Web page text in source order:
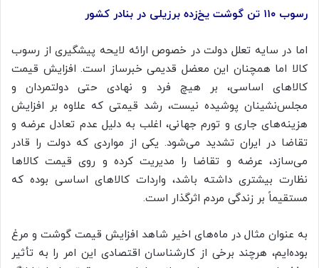
رسوب ۱۱۰ تن گوشت یخ‌زده برزیلی در بنادر کشور
اما در سایه تعلل دولت در خصوص ارائه لایحه پیشگیری از رسوب
کالا اما همچنان این معضل قدیمی خبرساز است. افزایش قیمت
کالاهای اساسی، بر هیچ فرد و نهادی حتی دولتمردان و
مجلس‌نشینان پوشیده نیست، رشد قیمتی که علاوه بر افزایش
هزینه‌های جاری و تورم جهانی، اغلب به دلیل عدم تعادل عرضه و
تقاضا در ایران تشدید می‌شود. یکی از مواردی که دولت را قادر
می‌سازد، عرضه و تقاضا را مدیریت کرده و روی قیمت کالاها
نظارت بیشتری داشته باشد، واردات کالاهای اساسی بوده که
مستقیماً بر زندگی مردم اثرگذار است.
به عنوان مثال در ماه‌های اخیر شاهد افزایش قیمت گوشت و مرغ
بوده‌ایم، هرچند برخی از کارشناسان اقتصادی این امر را به تأثیر